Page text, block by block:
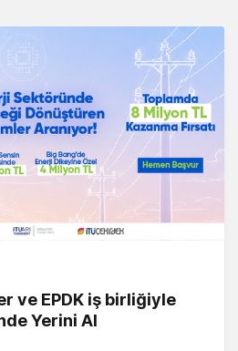
ve EPDK iş birliğiyle
Yerini Al